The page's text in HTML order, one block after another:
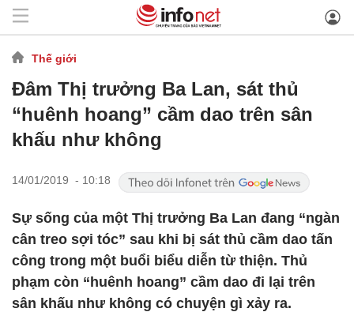
Thế giới
Đâm Thị trưởng Ba Lan, sát thủ
“huênh hoang” cầm dao trên sân
khấu như không
14/01/2019 - 10:18
Sự sống của một Thị trưởng Ba Lan đang “ngàn
cân treo sợi tóc” sau khi bị sát thủ cầm dao tấn
công trong một buổi biểu diễn từ thiện. Thủ
phạm còn “huênh hoang” cầm dao đi lại trên
sân khấu như không có chuyện gì xảy ra.